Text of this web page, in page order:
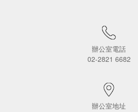
辦公室電話
02-2821 6682
辦公室地址